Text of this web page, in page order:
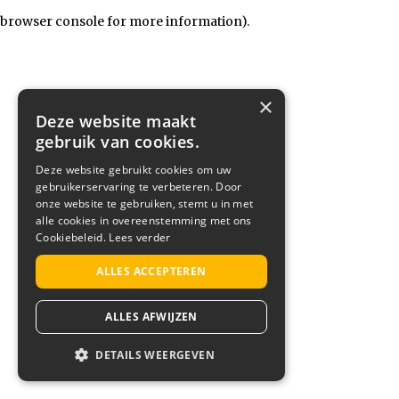
browser console for more information).
×
Deze website maakt
gebruik van cookies.
Deze website gebruikt cookies om uw
gebruikerservaring te verbeteren. Door
onze website te gebruiken, stemt u in met
alle cookies in overeenstemming met ons
Cookiebeleid. Lees verder
ALLES ACCEPTEREN
ALLES AFWIJZEN
DETAILS WEERGEVEN
STRIKT NOODZAKELIJK